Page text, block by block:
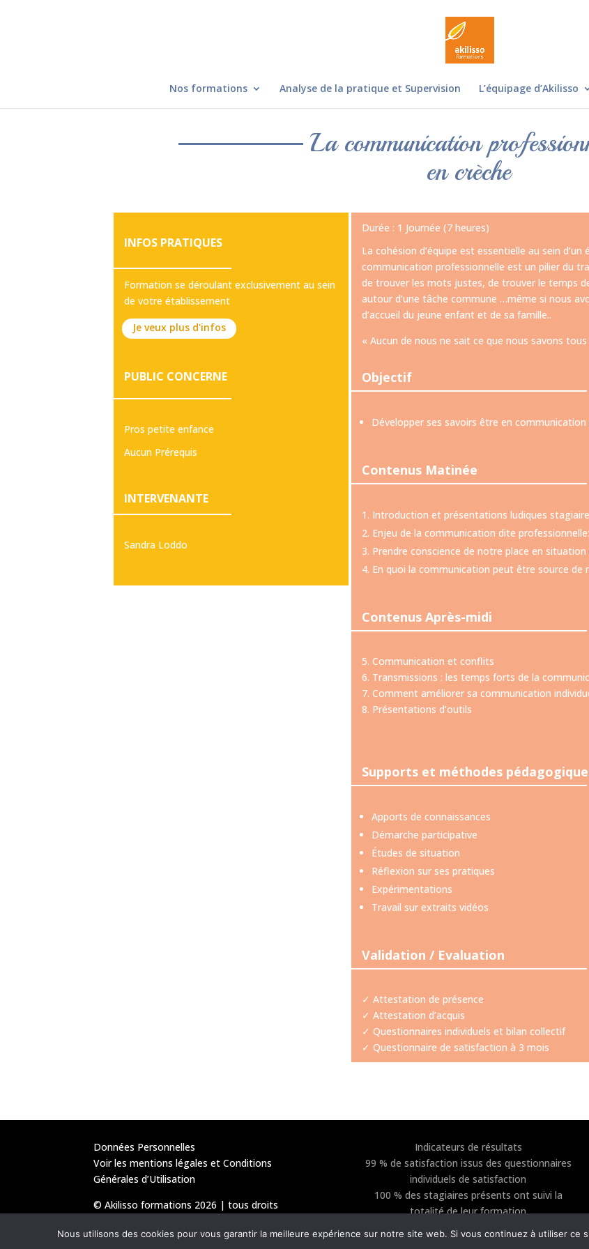
Nos formations Analyse de la pratique et Supervision L’équipage d’Akilisso
La communication
en crèche
INFOS PRATIQUES
Formation se déroulant exclusivement au sein
de votre établissement
Je veux plus d'infos
PUBLIC CONCERNE
Pros petite enfance
Aucun Prérequis
INTERVENANTE
Sandra Loddo
Durée : 1 Journée (7 heures)
La cohésion d’équipe est essentielle au sein
communication professionnelle est un pilier du
de trouver les mots justes, de trouver le temps
autour d’une tâche commune …même si nous
d’accueil du jeune enfant et de sa famille..
« Aucun de nous ne sait ce que nous savons
Objectif
Développer ses savoirs être en
Contenus Matinée
Introduction et présentations ludiques
Enjeu de la communication dite
Prendre conscience de notre place en
En quoi la communication peut être source de
Contenus Après-midi
5. Communication et conflits
6. Transmissions : les temps forts de la
7. Comment améliorer sa communication
8. Présentations d’outils
Supports et méthodes
Apports de connaissances
Démarche participative
Études de situation
Réflexion sur ses pratiques
Expérimentations
Travail sur extraits vidéos
Validation / Evaluation
✓ Attestation de présence
✓ Attestation d’acquis
✓ Questionnaires individuels et bilan collectif
✓ Questionnaire de satisfaction à 3 mois
Données Personnelles
Voir les mentions légales et Conditions
Générales d’Utilisation
© Akilisso formations 2026 | tous droits
Indicateurs de résultats
99 % de satisfaction issus des questionnaires
individuels de satisfaction
100 % des stagiaires présents ont suivi la
totalité de leur formation
Informations mises à jour en juin 2025
Nous utilisons des cookies pour vous garantir la meilleure expérience sur notre site web. Si vous continuez à utiliser ce